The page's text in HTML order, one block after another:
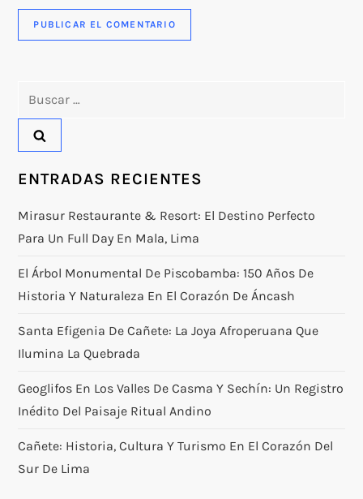
ENTRADAS RECIENTES
Mirasur Restaurante & Resort: El Destino Perfecto
Para Un Full Day En Mala, Lima
El Árbol Monumental De Piscobamba: 150 Años De
Historia Y Naturaleza En El Corazón De Áncash
Santa Efigenia De Cañete: La Joya Afroperuana Que
Ilumina La Quebrada
Geoglifos En Los Valles De Casma Y Sechín: Un Registro
Inédito Del Paisaje Ritual Andino
Cañete: Historia, Cultura Y Turismo En El Corazón Del
Sur De Lima